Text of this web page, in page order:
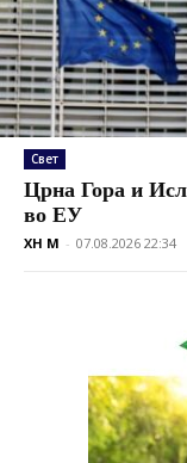
Свет
Црна Гора и
во ЕУ
XH M - 07.08.2026 22:34